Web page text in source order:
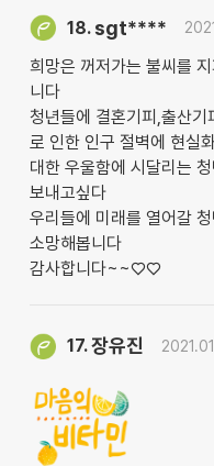
18. sgt****
희망은 꺼저가는 불씨를
니다
청년들에 결혼기피,출산기
로 인한 인구 절벽에 현실
대한 우울함에 시달리는
보내고싶다
우리들에 미래를 열어갈
소망해봅니다
감사합니다~~♡♡
17.장유진